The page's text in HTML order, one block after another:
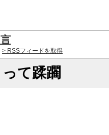
> RSSフィードを取得
て蹂躙